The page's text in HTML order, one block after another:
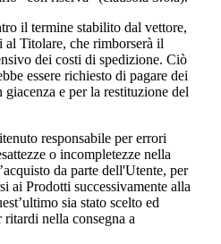
il termine stabilito dal vettore,
Titolare, che rimborserà il
dei costi di spedizione. Ciò
essere richiesto di pagare dei
e per la restituzione del
responsabile per errori
o incompletezze nella
da parte dell'Utente, per
ai Prodotti successivamente alla
sia stato scelto ed
nella consegna a